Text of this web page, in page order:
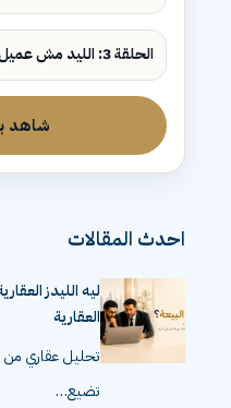
الحلقة 3: الليد مش عميل
شاهد
احدث المقالات
ليه الليدز
العقارية
تحليل عقاري من
تضيع…